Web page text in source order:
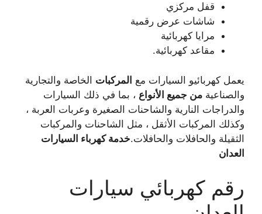
قفل مركزي
شاشات عرض رقمية
مرايا كهربائية
مقاعد كهربائية.
يعمل كهربائيو السيارات مع المركبات الخاصة والتجارية
والصناعية من جميع الأنواع ، بما في ذلك السيارات
والدراجات النارية والشاحنات الصغيرة وعربات العربة ،
وكذلك المركبات الأثقل ، مثل الشاحنات والمركبات
الثقيلة والحافلات والحافلات.خدمة كهرباء السيارات
العدان
رقم كهربائي سيارات